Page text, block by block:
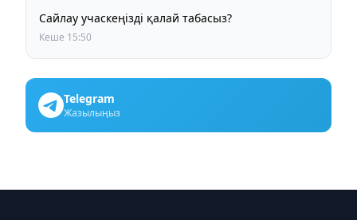
Сайлау учаскеңізді қалай табасыз?
Кеше 15:50
Telegram
Жазылыңыз